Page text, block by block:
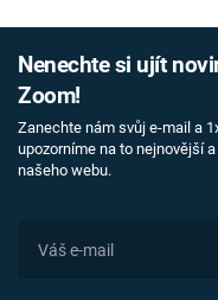
Nenechte si ujít
Zoom!
Zanechte nám svůj e-mail a
upozorníme na to nejnovější
našeho webu.